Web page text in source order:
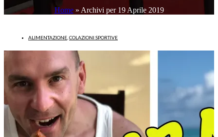
Home» Archivi per 19 Aprile 2019
ALIMENTAZIONE COLAZIONI SPORTIVE